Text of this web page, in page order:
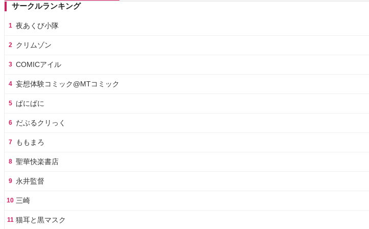
サークルランキング
1 夜あくび小隊
2 クリムゾン
3 COMICアイル
4 妄想体験コミック@MTコミック
5 ぱにぱに
6 だぶるクリっく
7 ももまろ
8 聖華快楽書店
9 永井監督
10 三崎
11 猫耳と黒マスク